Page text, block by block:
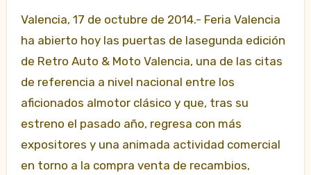
Valencia, 17 de octubre de 2014.- Feria Valencia
ha abierto hoy las puertas de lasegunda edición
de Retro Auto & Moto Valencia, una de las citas
de referencia a nivel nacional entre los
aficionados almotor clásico y que, tras su
estreno el pasado año, regresa con más
expositores y una animada actividad comercial
en torno a la compra venta de recambios,